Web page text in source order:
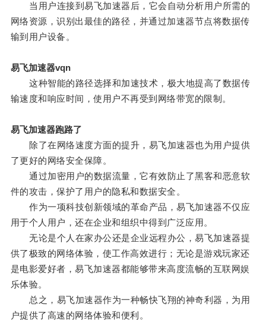
当用户连接到易飞加速器后，它会自动分析用户所需的
网络资源，识别出最佳的路径，并通过加速器节点将数据传
输到用户设备。
易飞加速器vqn
这种智能的路径选择和加速技术，极大地提高了数据传
输速度和响应时间，使用户不再受到网络带宽的限制。
易飞加速器跑路了
除了在网络速度方面的提升，易飞加速器也为用户提供
了更好的网络安全保障。
通过加密用户的数据流量，它有效防止了黑客和恶意软
件的攻击，保护了用户的隐私和数据安全。
作为一项科技创新领域的革命产品，易飞加速器不仅应
用于个人用户，还在企业和组织中得到广泛应用。
无论是个人在家办公还是企业远程办公，易飞加速器提
供了极致的网络体验，使工作高效进行；无论是游戏玩家还
是电影爱好者，易飞加速器都能够带来高度流畅的互联网娱
乐体验。
总之，易飞加速器作为一种畅快飞翔的神奇利器，为用
户提供了高速的网络体验和便利。